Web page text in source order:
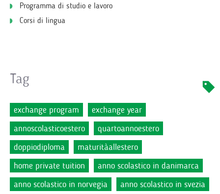
Programma di studio e lavoro
Corsi di lingua
Tag
exchange program
exchange year
annoscolasticoestero
quartoannoestero
doppiodiploma
maturitàallestero
home private tuition
anno scolastico in danimarca
anno scolastico in norvegia
anno scolastico in svezia